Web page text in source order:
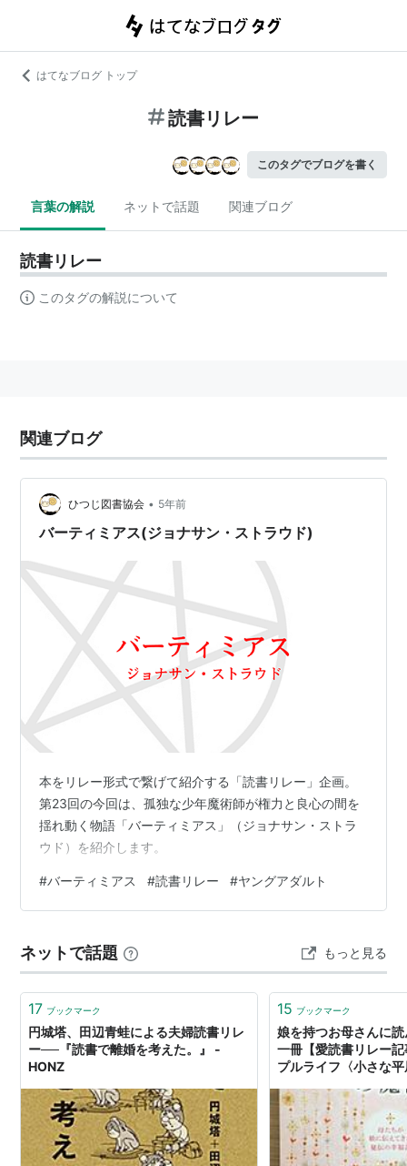
はてなブログ トップ
読書リレー
このタグでブログを書く
言葉の解説 ネットで話題 関連ブログ
読書リレー
このタグの解説について
関連ブログ
ひつじ図書協会 • 5年前
バーティミアス(ジョナサン・ストラウド)
本をリレー形式で繋げて紹介する「読書リレー」企画。
第23回の今回は、孤独な少年魔術師が権力と良心の間を
揺れ動く物語「バーティミアス」（ジョナサン・ストラ
ウド）を紹介します。
#バーティミアス #読書リレー #ヤングアダルト
ネットで話題 もっと見る
17 ブックマーク
円城塔、田辺青蛙による夫婦読書リレ
ー──『読書で離婚を考えた。』 -
HONZ
15 ブックマーク
娘を持つお母さんに
一冊【愛読書リレー
プルライフ〈小さな